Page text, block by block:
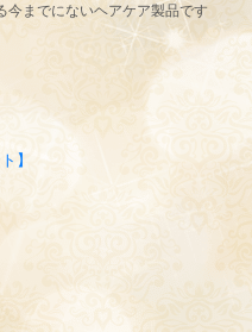
今までにないヘアケア製品です
】